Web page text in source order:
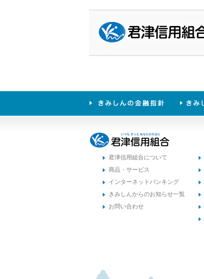
君津信用組合について
商品・サービス
インターネットバンキング
きみしんからのお知らせ一覧
お問い合わせ